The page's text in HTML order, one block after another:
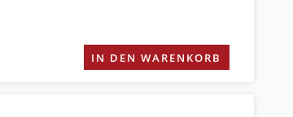
IN DEN WARENKORB